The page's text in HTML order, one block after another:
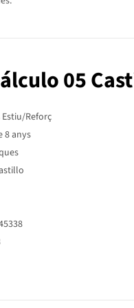
05
Reforç
8 anys